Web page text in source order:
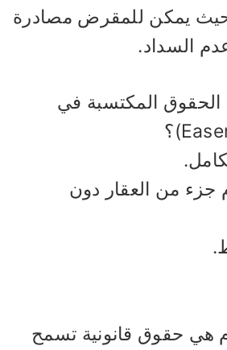
يمكن للمقرض مصادرة
السداد.
المكتسبة في
من العقار دون
حقوق قانونية تسمح